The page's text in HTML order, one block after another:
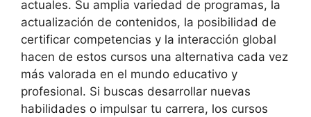
actuales. Su amplia variedad de programas, la
actualización de contenidos, la posibilidad de
certificar competencias y la interacción global
hacen de estos cursos una alternativa cada vez
más valorada en el mundo educativo y
profesional. Si buscas desarrollar nuevas
habilidades o impulsar tu carrera, los cursos